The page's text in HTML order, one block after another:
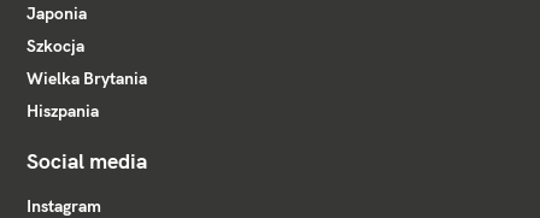
Japonia
Szkocja
Wielka Brytania
Hiszpania
Social media
Instagram